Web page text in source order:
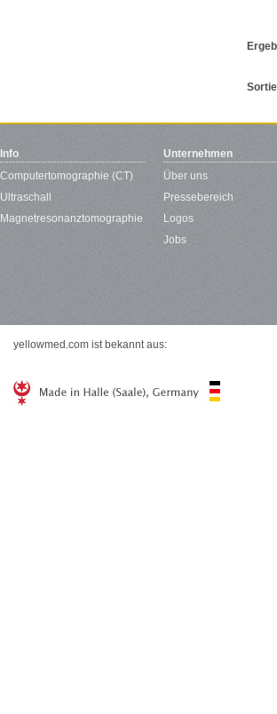
Info
Computertomographie (CT)
Ultraschall
Magnetresonanztomographie
Unternehmen
Über uns
Pressebereich
Logos
Jobs
yellowmed.com ist bekannt aus: